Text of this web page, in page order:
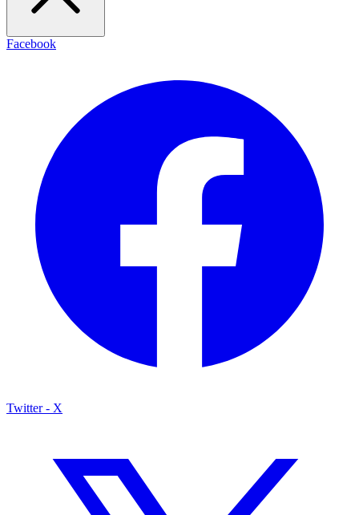
Facebook
Twitter - X